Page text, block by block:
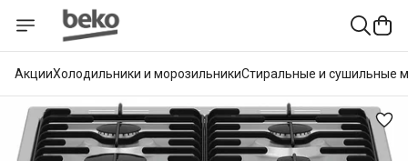
АкцииХолодильники и морозильникиСтиральные и сушильные